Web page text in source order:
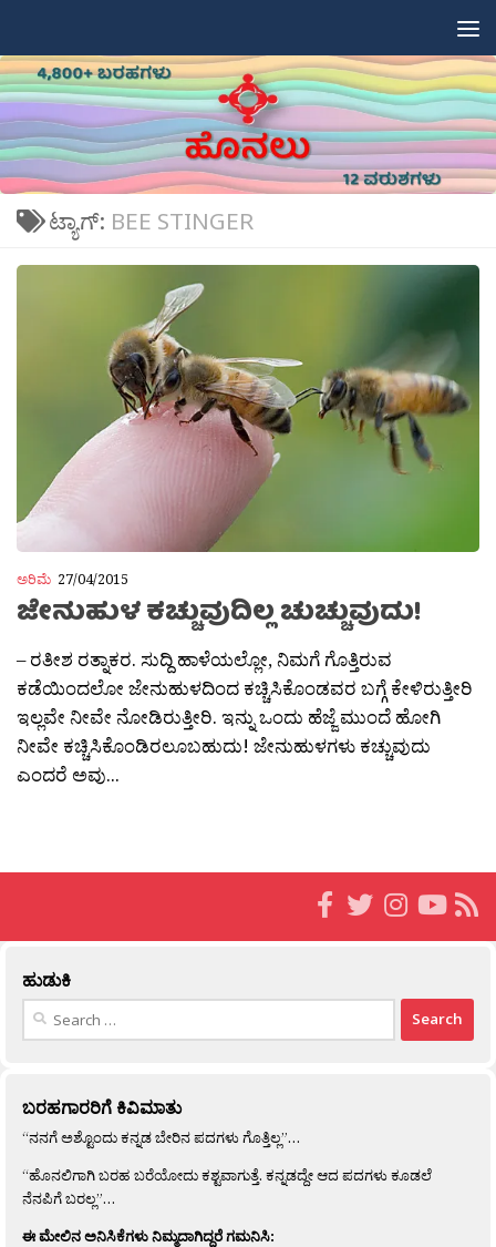
ಟ್ಯಾಗ್: BEE STINGER
ಅರಿಮೆ 27/04/2015
ಜೇನುಹುಳ ಕಚ್ಚುವುದಿಲ್ಲ ಚುಚ್ಚುವುದು!
– ರತೀಶ ರತ್ನಾಕರ. ಸುದ್ದಿ ಹಾಳೆಯಲ್ಲೋ, ನಿಮಗೆ ಗೊತ್ತಿರುವ
ಕಡೆಯಿಂದಲೋ ಜೇನುಹುಳದಿಂದ ಕಚ್ಚಿಸಿಕೊಂಡವರ ಬಗ್ಗೆ ಕೇಳಿರುತ್ತೀರಿ
ಇಲ್ಲವೇ ನೀವೇ ನೋಡಿರುತ್ತೀರಿ. ಇನ್ನು ಒಂದು ಹೆಜ್ಜೆ ಮುಂದೆ ಹೋಗಿ
ನೀವೇ ಕಚ್ಚಿಸಿಕೊಂಡಿರಲೂಬಹುದು! ಜೇನುಹುಳಗಳು ಕಚ್ಚುವುದು
ಎಂದರೆ ಅವು...
ಹುಡುಕಿ
Search
ಬರಹಗಾರರಿಗೆ ಕಿವಿಮಾತು
“ನನಗೆ ಅಶ್ಟೊಂದು ಕನ್ನಡ ಬೇರಿನ ಪದಗಳು ಗೊತ್ತಿಲ್ಲ”…
“ಹೊನಲಿಗಾಗಿ ಬರಹ ಬರೆಯೋದು ಕಶ್ಟವಾಗುತ್ತೆ. ಕನ್ನಡದ್ದೇ ಆದ ಪದಗಳು ಕೂಡಲೆ
ನೆನಪಿಗೆ ಬರಲ್ಲ”…
ಈ ಮೇಲಿನ ಅನಿಸಿಕೆಗಳು ನಿಮ್ಮದಾಗಿದ್ದರೆ ಗಮನಿಸಿ: